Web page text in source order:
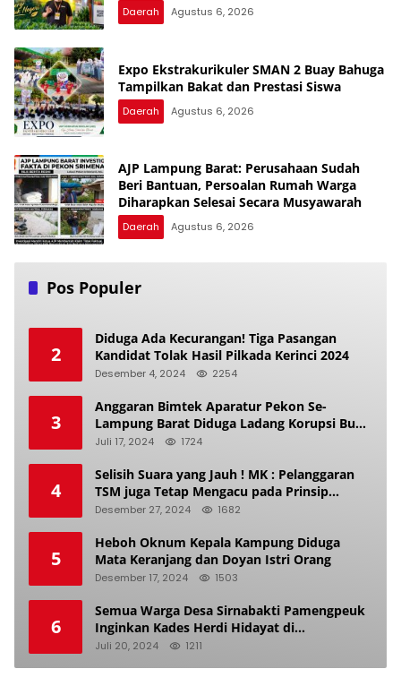
Daerah Agustus 6, 2026
Expo Ekstrakurikuler SMAN 2 Buay Bahuga
Tampilkan Bakat dan Prestasi Siswa
Daerah Agustus 6, 2026
AJP Lampung Barat: Perusahaan Sudah
Beri Bantuan, Persoalan Rumah Warga
Diharapkan Selesai Secara Musyawarah
Daerah Agustus 6, 2026
Pos Populer
2
Diduga Ada Kecurangan! Tiga Pasangan
Kandidat Tolak Hasil Pilkada Kerinci 2024
Desember 4, 2024 2254
3
Anggaran Bimtek Aparatur Pekon Se-
Lampung Barat Diduga Ladang Korupsi Buat
Makan Anak Istri
Juli 17, 2024 1724
4
Selisih Suara yang Jauh ! MK : Pelanggaran
TSM juga Tetap Mengacu pada Prinsip
Keadilan Pemilu
Desember 27, 2024 1682
5
Heboh Oknum Kepala Kampung Diduga
Mata Keranjang dan Doyan Istri Orang
Desember 17, 2024 1503
6
Semua Warga Desa Sirnabakti Pamengpeuk
Inginkan Kades Herdi Hidayat di
Berhentikan Dari Jabatan nya
Juli 20, 2024 1211